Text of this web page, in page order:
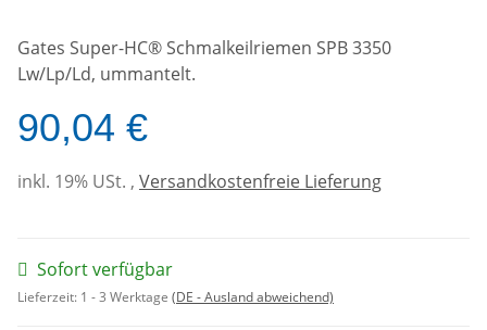
Gates Super-HC® Schmalkeilriemen SPB 3350
Lw/Lp/Ld, ummantelt.
90,04 €
inkl. 19% USt. , Versandkostenfreie Lieferung
Sofort verfügbar
Lieferzeit: 1 - 3 Werktage (DE - Ausland abweichend)